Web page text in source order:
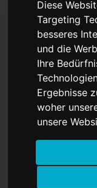
Diese
Targeting
besseres
und die
Ihre
Ergebnisse
woher
unsere
Angriff
auf Ex-